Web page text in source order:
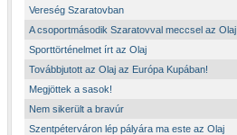
Vereség Szaratovban
A csoportmásodik Szaratovval meccsel az Olaj
Sporttörténelmet írt az Olaj
Továbbjutott az Olaj az Európa Kupában!
Megjöttek a sasok!
Nem sikerült a bravúr
Szentpéterváron lép pályára ma este az Olaj